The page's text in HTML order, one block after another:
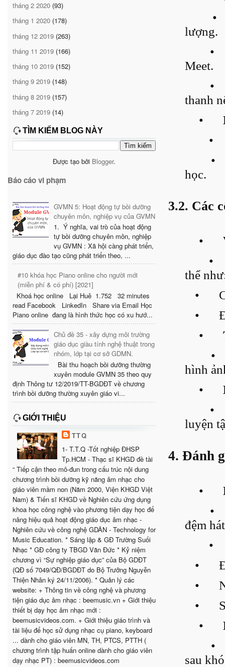
tháng 2 2020 (93)
tháng 1 2020 (178)
tháng 12 2019 (263)
tháng 11 2019 (166)
tháng 10 2019 (152)
tháng 9 2019 (148)
tháng 8 2019 (157)
tháng 7 2019 (14)
TÌM KIẾM BLOG NÀY
Được tạo bởi Blogger.
Báo cáo vi phạm
GVMN 5: Hoạt động tự bồi dưỡng
chuyên môn, nghiệp vụ của GVMN
1. Ý nghĩa, vai trò của hoạt động
tự bồi dưỡng chuyên môn, nghiệp
vụ GVMN : Xã hội càng phát triển,
giáo dục đào tạo cũng phát triển theo, ...
#10 khóa học Piano online cho người mới
(miễn phí & có phí) [2021]
Khoá học online Lại Huê 1.752 32 minutes
read Facebook LinkedIn Share via Email Học
Piano online đang là hình thức học có xu hướ...
Chủ đề 35 - xây dựng môi trường
giáo dục giàu tính nghệ thuật trong
nhóm, lớp tại cơ sở GDMN.
Bài thu hoạch bồi dưỡng thường
xuyên module GVMN 35 theo quy
định Thông tư 12/2019/TT-BGDĐT về chương
trình bồi dưỡng thường xuyên giáo vi...
GIỚI THIỆU
TTQ
1- T.T.Q -Tốt nghiệp ĐHSP
Tp.HCM - Thạc sĩ KHGD đề tài
“ Tiếp cận theo mô-đun trong cấu trúc nội dung
chương trình bồi dưỡng kỹ năng âm nhạc cho
giáo viên mầm non (Năm 2000, Viện KHGD Việt
Nam) & Tiến sĩ KHGD về Nghiên cứu ứng dụng
khoa học công nghệ vào phương tiện dạy học để
nâng hiệu quả hoạt động giáo dục âm nhạc -
Nghiên cứu về công nghệ GDÂN - Technology for
Music Education. * Sáng lập & GĐ Trường Suối
Nhạc * GĐ công ty TBGD Văn Đức * Kỷ niệm
chương vì “Sự nghiệp giáo dục” của Bộ GDĐT
(QĐ số 7049/QĐ/BGDĐT do Bộ Trưởng Nguyễn
Thiện Nhân ký 24/11/2006). * Quản lý các
website: + Thông tin về công nghệ và phương
tiện giáo dục âm nhạc : beemusic.vn + Giới thiệu
thiết bị dạy học âm nhạc mới :
beemusicvideos.com. + Giới thiệu giáo trình và
tài liệu để học sử dụng nhạc cụ piano, keyboard
... dành cho giáo viên MN, TH, PTCS, PTTH (
chương trình tập huấn online dành cho giáo viên
dạy nhạc PT) : beemusicvideos.com
•
lượng.
•
Meet.
•
thanh
•
•
•
học.
3.2. Các
•
•
thể
•
•
•
•
hình
•
•
luyện
4. Đánh
•
•
đệm
•
•
•
•
•
•
sau